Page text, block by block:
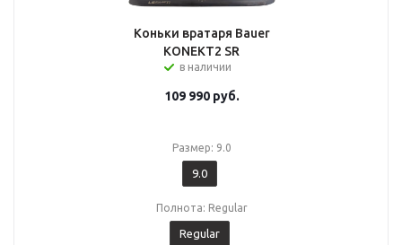
Коньки вратаря Bauer
KONEKT2 SR
в наличии
109 990руб.
Размер: 9.0
9.0
Полнота: Regular
Regular